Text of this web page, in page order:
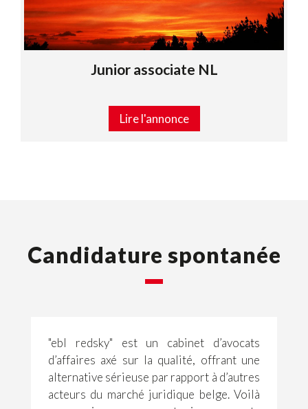
Junior associate NL
Lire l'annonce
Candidature spontanée
"ebl redsky" est un cabinet d’avocats
d’affaires axé sur la qualité, offrant une
alternative sérieuse par rapport à d’autres
acteurs du marché juridique belge. Voilà